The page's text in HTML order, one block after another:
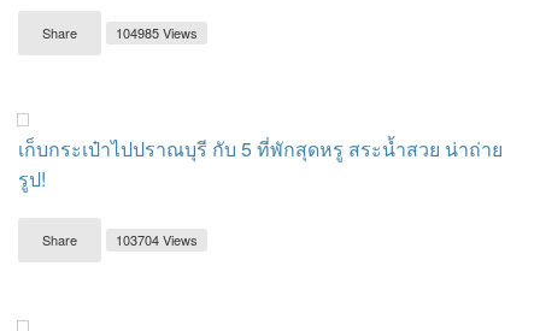
Share 104985 Views
เก็บกระเป๋าไปปราณบุรี กับ 5 ที่พักสุดหรู สระน้ำสวย น่าถ่าย
รูป!
Share 103704 Views